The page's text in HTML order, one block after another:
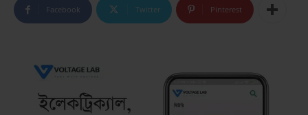
Facebook Twitter Pinterest